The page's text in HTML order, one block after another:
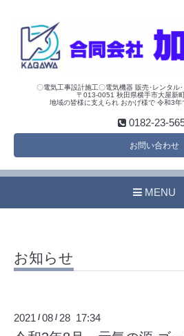
〇電気工事設計施工〇電気機器 販売･レンタル
〒013-0051 秋田県横手市大屋新
地域の皆様に支えられ おかげ様で 令和3
0182-23-
お問い合わせ
MENU
お知らせ
2021 /08 / 28 17:34